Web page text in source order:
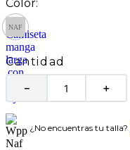
Cantidad
＋
－
¿No encuentras tu talla?